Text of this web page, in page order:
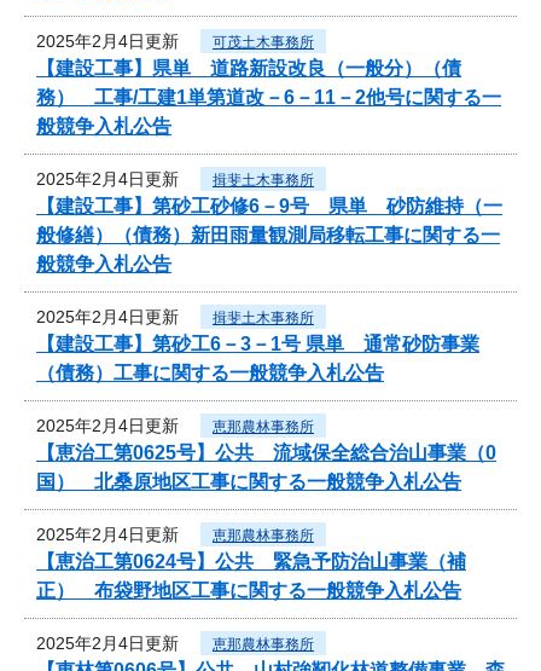
2025年2月4日更新 可茂土木事務所
【建設工事】県単 道路新設改良（一般分）（債
務） 工事/工建1単第道改－6－11－2他号に関する一
般競争入札公告
2025年2月4日更新 揖斐土木事務所
【建設工事】第砂工砂修6－9号 県単 砂防維持（一
般修繕）（債務）新田雨量観測局移転工事に関する一
般競争入札公告
2025年2月4日更新 揖斐土木事務所
【建設工事】第砂工6－3－1号 県単 通常砂防事業
（債務）工事に関する一般競争入札公告
2025年2月4日更新 恵那農林事務所
【恵治工第0625号】公共 流域保全総合治山事業（0
国） 北桑原地区工事に関する一般競争入札公告
2025年2月4日更新 恵那農林事務所
【恵治工第0624号】公共 緊急予防治山事業（補
正） 布袋野地区工事に関する一般競争入札公告
2025年2月4日更新 恵那農林事務所